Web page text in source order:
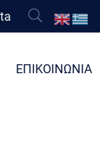
ΕΠΙΚΟΙΝΩΝΙΑ